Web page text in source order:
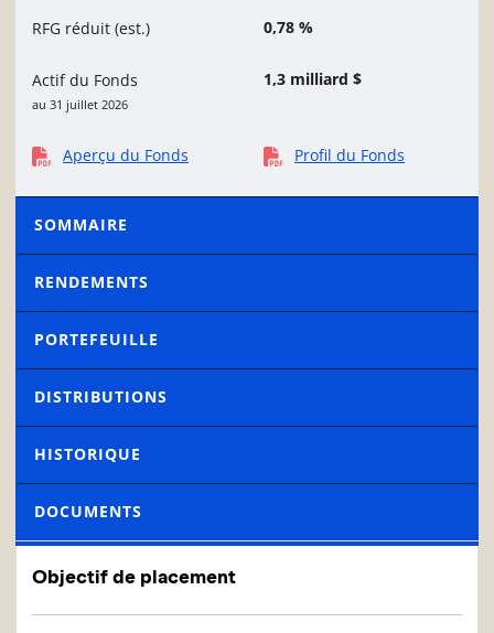
RFG réduit (est.) 0,78 %
Actif du Fonds
au 31 juillet 2026
1,3 milliard $
Aperçu du Fonds Profil du Fonds
SOMMAIRE
RENDEMENTS
PORTEFEUILLE
DISTRIBUTIONS
HISTORIQUE
DOCUMENTS
Objectif de placement